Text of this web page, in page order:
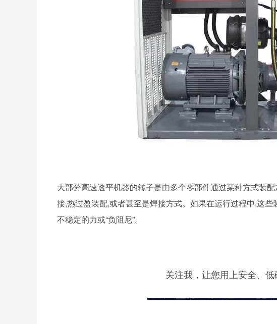
大部分高速透平机器的转子是由多个零部件通过某种方式装
接,热过盈装配,或者甚至是焊接方式。如果在运行过程中,这
不稳定的力或“负阻尼”。
关注我，让您用上安全、